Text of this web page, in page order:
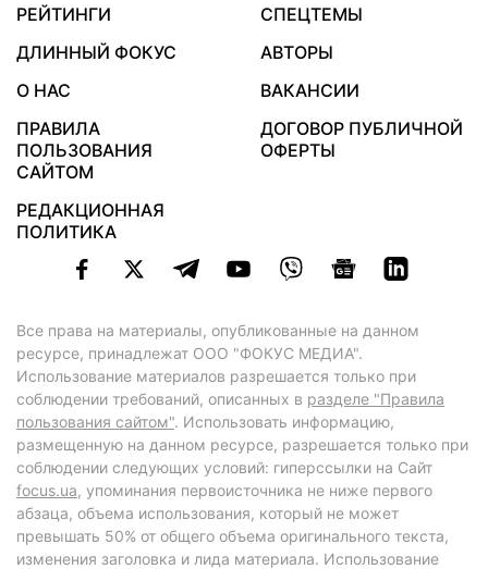
РЕЙТИНГИ
СПЕЦТЕМЫ
ДЛИННЫЙ ФОКУС
АВТОРЫ
О НАС
ВАКАНСИИ
ПРАВИЛА
ПОЛЬЗОВАНИЯ
САЙТОМ
ДОГОВОР ПУБЛИЧНОЙ
ОФЕРТЫ
РЕДАКЦИОННАЯ
ПОЛИТИКА
Все права на материалы, опубликованные на данном
ресурсе, принадлежат ООО "ФОКУС МЕДИА".
Использование материалов разрешается только при
соблюдении требований, описанных в разделе "Правила
пользования сайтом". Использовать информацию,
размещенную на данном ресурсе, разрешается только при
соблюдении следующих условий: гиперссылки на Сайт
focus.ua, упоминания первоисточника не ниже первого
абзаца, объема использования, который не может
превышать 50% от общего объема оригинального текста,
изменения заголовка и лида материала. Использование